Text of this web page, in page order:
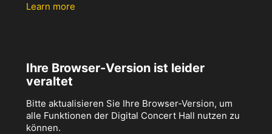
Learn more
Ihre Browser-Version ist leider
veraltet
Bitte aktualisieren Sie Ihre Browser-Version, um
alle Funktionen der Digital Concert Hall nutzen zu
können.